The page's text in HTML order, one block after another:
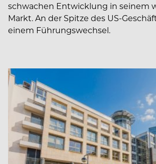
schwachen Entwicklung in seinem
Markt. An der Spitze des US-
einem Führungswechsel.